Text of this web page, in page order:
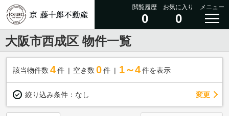
閲覧履歴
0
お気に入り
0
メニュー
大阪市西成区 物件一覧
該当物件数 4件 空き数 0 件 1～4 件を表示
絞り込み条件： なし 変更